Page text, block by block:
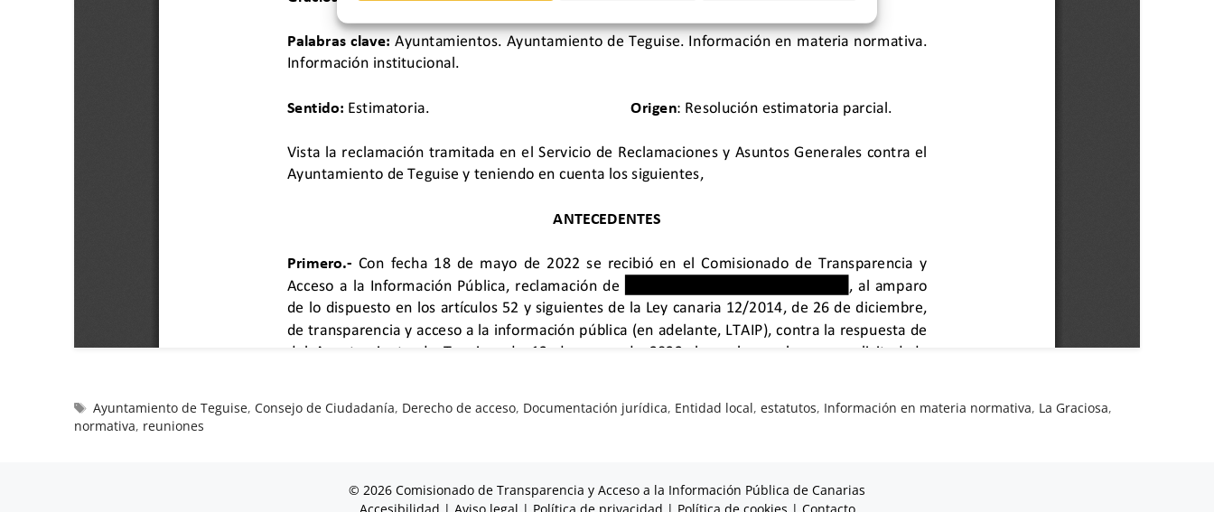
Ayuntamiento de Teguise,Consejo de Ciudadanía, Derecho de acceso, Documentación jurídica, Entidad local,estatutos, Información en materia normativa, La Graciosa,
normativa, reuniones
© 2026 Comisionado de Transparencia y Acceso a la Información Pública de Canarias